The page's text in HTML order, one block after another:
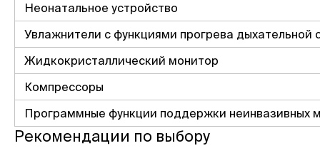
Неонатальное устройство
Увлажнители с функциями прогрева
Жидкокристаллический монитор
Компрессоры
Программные функции поддержки неинвазивных
Рекомендации по выбору